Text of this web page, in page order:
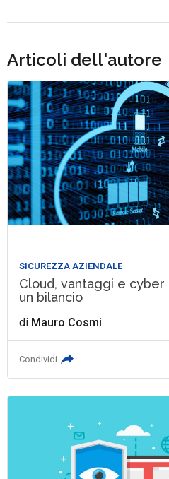
Articoli dell'autore
SICUREZZA AZIENDALE
Cloud, vantaggi e
un bilancio
di Mauro Cosmi
Condividi